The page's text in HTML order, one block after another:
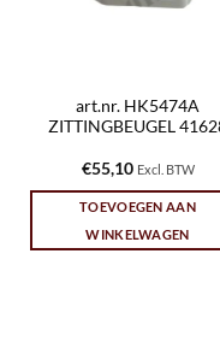
art.nr. HK5474A
ZITTINGBEUGEL
€55,10 Excl. BTW
TOEVOEGEN AAN
WINKELWAGEN